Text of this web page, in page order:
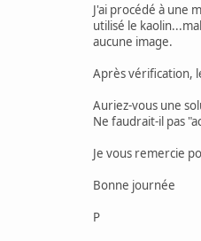
J'ai procédé à une
utilisé le
aucune image.
Après vérification,
Auriez-vous une
Ne faudrait-il pas
Je vous remercie
Bonne journée
P